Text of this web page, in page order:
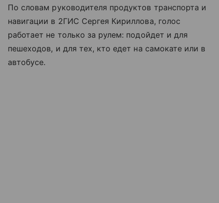
По словам руководителя продуктов транспорта и
навигации в 2ГИС Сергея Кириллова, голос
работает не только за рулем: подойдет и для
пешеходов, и для тех, кто едет на самокате или в
автобусе.